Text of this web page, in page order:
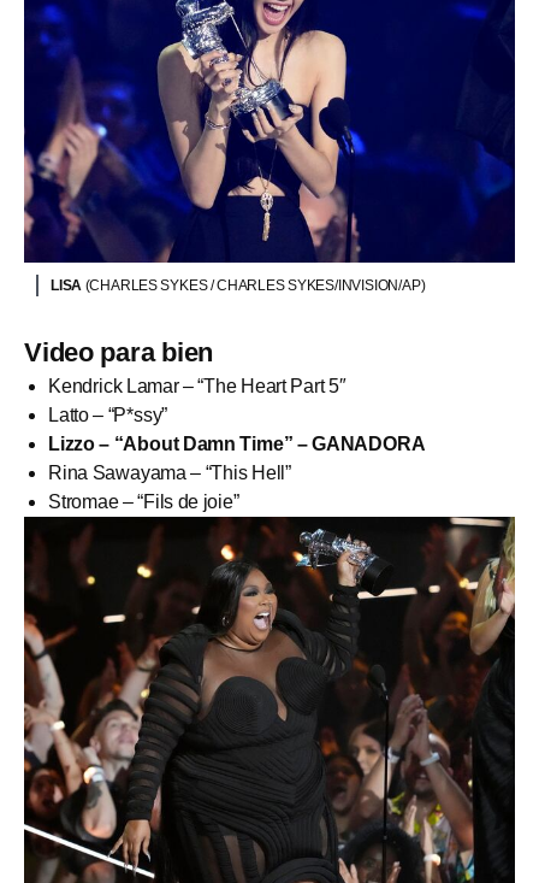
LISA (CHARLES SYKES / CHARLES SYKES/INVISION/AP)
Video para bien
Kendrick Lamar – “The Heart Part 5″
Latto – “P*ssy”
Lizzo – “About Damn Time” – GANADORA
Rina Sawayama – “This Hell”
Stromae – “Fils de joie”